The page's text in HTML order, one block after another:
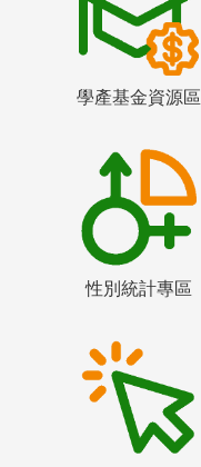
學產基金資源區
性別統計專區